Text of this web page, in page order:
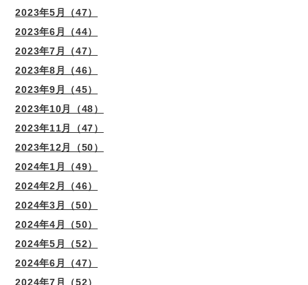
2023年5月（47）
2023年6月（44）
2023年7月（47）
2023年8月（46）
2023年9月（45）
2023年10月（48）
2023年11月（47）
2023年12月（50）
2024年1月（49）
2024年2月（46）
2024年3月（50）
2024年4月（50）
2024年5月（52）
2024年6月（47）
2024年7月（52）